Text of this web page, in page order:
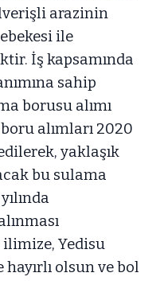
arazinin
ile
İş kapsamında
sahip
borusu alımı
alımları 2020
yaklaşık
bu sulama
Yedisu
olsun ve bol